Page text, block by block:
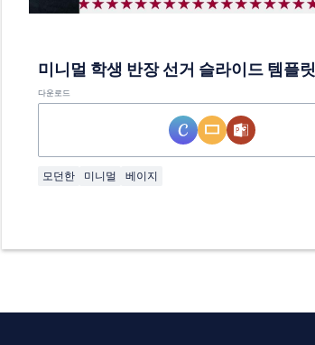
미니멀 학생 반장 선거 슬라이드 템플릿
다운로드
모던한 미니멀 베이지